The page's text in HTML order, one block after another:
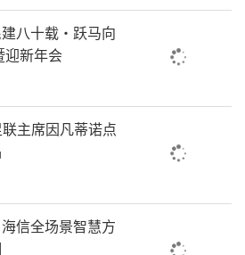
修爱事业部总经理，兼任全
、中国优生优育协会专家
药行业深耕积累，手握全
机构、各级合作院校完善渠
头打通物资仓储、区域配
，将遍布全国的线下终端
程落地载体，实现公益物
村。
八十载·跃马向
新年会
主席因凡蒂诺点
信全场景智慧方